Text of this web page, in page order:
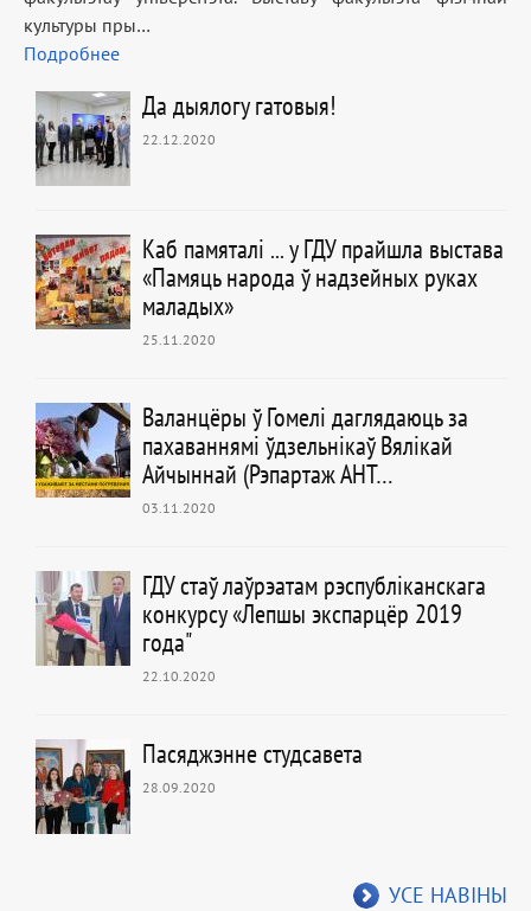
культуры пры…
Подробнее
Да дыялогу гатовыя!
22.12.2020
Каб памяталі ... у ГДУ прайшла выстава
«Памяць народа ў надзейных руках
маладых»
25.11.2020
Валанцёры ў Гомелі даглядаюць за
пахаваннямі ўдзельнікаў Вялікай
Айчыннай (Рэпартаж АНТ…
03.11.2020
ГДУ стаў лаўрэатам рэспубліканскага
конкурсу «Лепшы экспарцёр 2019
года"
22.10.2020
Пасяджэнне студсавета
28.09.2020
УСЕ НАВІНЫ